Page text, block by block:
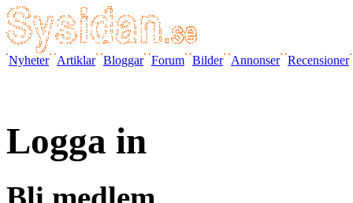
Nyheter Artiklar Bloggar Forum Bilder Annonser Recensioner
Logga in